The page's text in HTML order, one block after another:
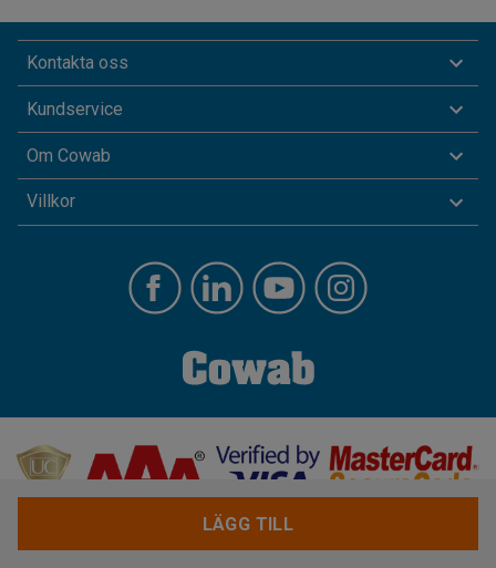
Kontakta oss
Kundservice
Om Cowab
Villkor
LÄGG TILL